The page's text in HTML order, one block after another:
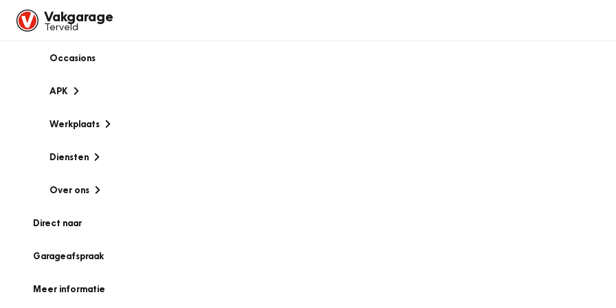
Vakgarage
Terveld
Occasions
APK
Werkplaats
Diensten
Over ons
Direct naar
Garageafspraak
Meer informatie